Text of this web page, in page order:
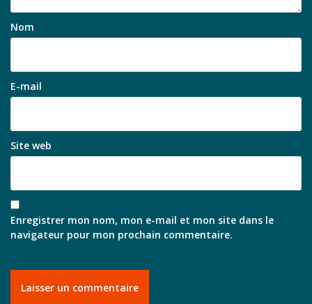
Nom
E-mail
Site web
Enregistrer mon nom, mon e-mail et mon site dans le
navigateur pour mon prochain commentaire.